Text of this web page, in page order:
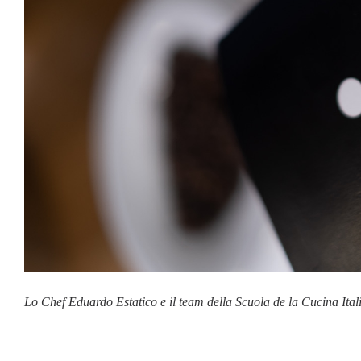
Lo Chef Eduardo Estatico e il team della Scuola de la Cucina